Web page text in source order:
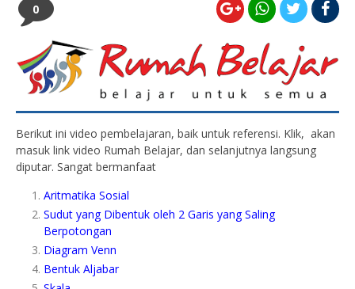
0
Berikut ini video pembelajaran, baik untuk referensi. Klik, akan
masuk link video Rumah Belajar, dan selanjutnya langsung
diputar. Sangat bermanfaat
Aritmatika Sosial
Sudut yang Dibentuk oleh 2 Garis yang Saling
Berpotongan
Diagram Venn
Bentuk Aljabar